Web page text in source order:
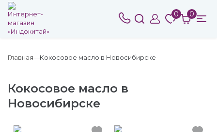
0 0
Главная Кокосовое масло в Новосибирске
Кокосовое масло в
Новосибирске